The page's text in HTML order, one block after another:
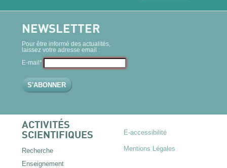
NEWSLETTER
Pour être informé des actualités,
laissez votre adresse email :
E-mail*
ACTIVITÉS
SCIENTIFIQUES
Recherche
Enseignement
E-accessibilité
Mentions Légales